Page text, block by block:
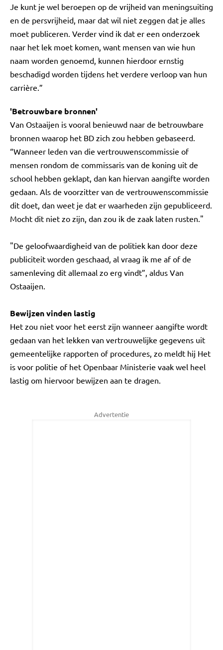
Je kunt je wel beroepen op de vrijheid van meningsuiting
en de persvrijheid, maar dat wil niet zeggen dat je alles
moet publiceren. Verder vind ik dat er een onderzoek
naar het lek moet komen, want mensen van wie hun
naam worden genoemd, kunnen hierdoor ernstig
beschadigd worden tijdens het verdere verloop van hun
carrière.”
'Betrouwbare bronnen'
Van Ostaaijen is vooral benieuwd naar de betrouwbare
bronnen waarop het BD zich zou hebben gebaseerd.
“Wanneer leden van die vertrouwenscommissie of
mensen rondom de commissaris van de koning uit de
school hebben geklapt, dan kan hiervan aangifte worden
gedaan. Als de voorzitter van de vertrouwenscommissie
dit doet, dan weet je dat er waarheden zijn gepubliceerd.
Mocht dit niet zo zijn, dan zou ik de zaak laten rusten."
"De geloofwaardigheid van de politiek kan door deze
publiciteit worden geschaad, al vraag ik me af of de
samenleving dit allemaal zo erg vindt”, aldus Van
Ostaaijen.
Bewijzen vinden lastig
Het zou niet voor het eerst zijn wanneer aangifte wordt
gedaan van het lekken van vertrouwelijke gegevens uit
gemeentelijke rapporten of procedures, zo meldt hij Het
is voor politie of het Openbaar Ministerie vaak wel heel
lastig om hiervoor bewijzen aan te dragen.
Advertentie